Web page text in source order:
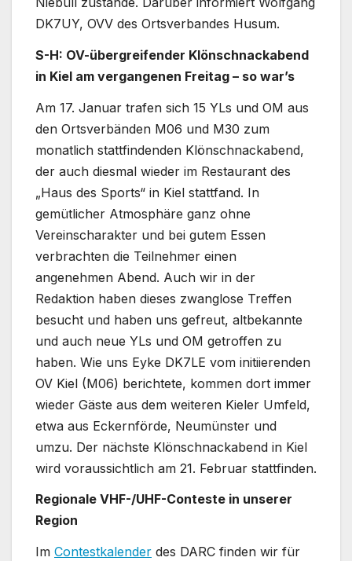
DK7UY, OVV des Ortsverbandes Husum.
S-H: OV-übergreifender Klönschnackabend
in Kiel am vergangenen Freitag – so war’s
Am 17. Januar trafen sich 15 YLs und OM aus
den Ortsverbänden M06 und M30 zum
monatlich stattfindenden Klönschnackabend,
der auch diesmal wieder im Restaurant des
„Haus des Sports“ in Kiel stattfand. In
gemütlicher Atmosphäre ganz ohne
Vereinscharakter und bei gutem Essen
verbrachten die Teilnehmer einen
angenehmen Abend. Auch wir in der
Redaktion haben dieses zwanglose Treffen
besucht und haben uns gefreut, altbekannte
und auch neue YLs und OM getroffen zu
haben. Wie uns Eyke DK7LE vom initiierenden
OV Kiel (M06) berichtete, kommen dort immer
wieder Gäste aus dem weiteren Kieler Umfeld,
etwa aus Eckernförde, Neumünster und
umzu. Der nächste Klönschnackabend in Kiel
wird voraussichtlich am 21. Februar stattfinden.
Regionale VHF-/UHF-Conteste in unserer
Region
Im Contestkalender des DARC finden wir für